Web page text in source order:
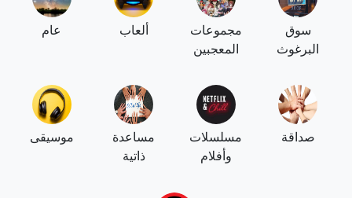
عام ألعاب
مجموعات
المعجبين
سوق
البرغوث
موسيقى
مساعدة
ذاتية
مسلسلات
وأفلام
صداقة